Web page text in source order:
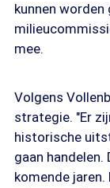
kunnen worden
mee.
Volgens
strategie. "Er
historische
gaan
komende